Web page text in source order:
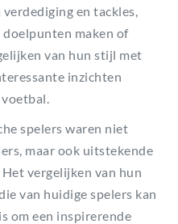
en tackles,
maken of
van hun stijl met
inzichten
spelers waren niet
maar ook uitstekende
vergelijken van hun
van huidige spelers kan
om een inspirerende